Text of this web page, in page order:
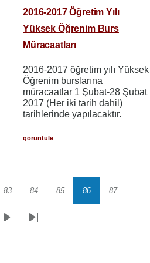
2016-2017 Öğretim Yılı
Yüksek Öğrenim Burs
Müracaatları
2016-2017 öğretim yılı Yüksek
Öğrenim burslarına
müracaatlar 1 Şubat-28 Şubat
2017 (Her iki tarih dahil)
tarihlerinde yapılacaktır.
görüntüle
Sayfa
83 Sayfa
84 Sayfa
85 Sayfa
86 Sayfa
87
SonrakiSon